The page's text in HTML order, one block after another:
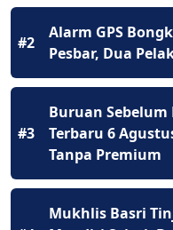
#2
Alarm GPS
Pesbar, Dua
#3
Buruan Sebelum
Terbaru 6
Tanpa Premium
Mukhlis Basri